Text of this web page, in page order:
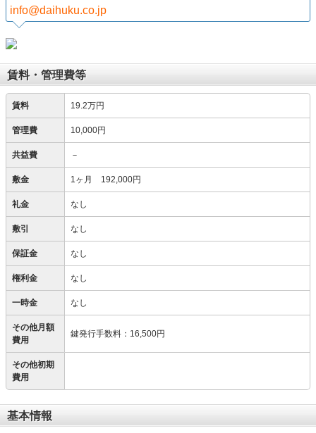
info@daihuku.co.jp
賃料・管理費等
賃料 19.2万円
管理費 10,000円
共益費 －
敷金 1ヶ月 192,000円
礼金 なし
敷引 なし
保証金 なし
権利金 なし
一時金 なし
その他月額
費用
鍵発行手数料 ： 16,500円
その他初期
費用
基本情報